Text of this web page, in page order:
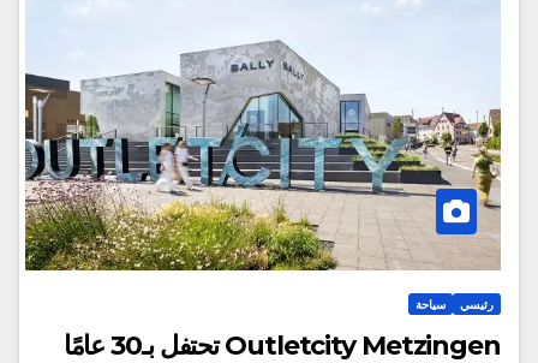
رئيسي سياحة
Outletcity Metzingen تحتفل بـ30 عامًا